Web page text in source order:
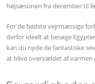
højsæsonen fra december til
For de bedste vejrmæssige
derfor ideelt at besøge
kan du nyde de fantastiske
at blive overvældet af varmen